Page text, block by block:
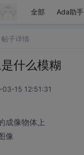
全部 Ada助手
帖子详情
什么模糊
15 12:51:31
成像物体上
像